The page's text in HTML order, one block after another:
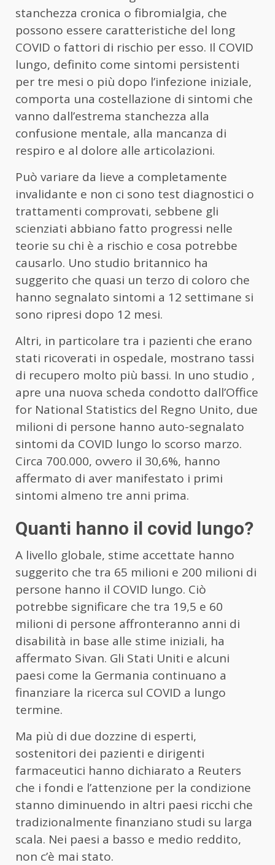
stanchezza cronica o fibromialgia, che
possono essere caratteristiche del long
COVID o fattori di rischio per esso. Il COVID
lungo, definito come sintomi persistenti
per tre mesi o più dopo l’infezione iniziale,
comporta una costellazione di sintomi che
vanno dall’estrema stanchezza alla
confusione mentale, alla mancanza di
respiro e al dolore alle articolazioni.
Può variare da lieve a completamente
invalidante e non ci sono test diagnostici o
trattamenti comprovati, sebbene gli
scienziati abbiano fatto progressi nelle
teorie su chi è a rischio e cosa potrebbe
causarlo. Uno studio britannico ha
suggerito che quasi un terzo di coloro che
hanno segnalato sintomi a 12 settimane si
sono ripresi dopo 12 mesi.
Altri, in particolare tra i pazienti che erano
stati ricoverati in ospedale, mostrano tassi
di recupero molto più bassi. In uno studio ,
apre una nuova scheda condotto dall’Office
for National Statistics del Regno Unito, due
milioni di persone hanno auto-segnalato
sintomi da COVID lungo lo scorso marzo.
Circa 700.000, ovvero il 30,6%, hanno
affermato di aver manifestato i primi
sintomi almeno tre anni prima.
Quanti hanno il covid lungo?
A livello globale, stime accettate hanno
suggerito che tra 65 milioni e 200 milioni di
persone hanno il COVID lungo. Ciò
potrebbe significare che tra 19,5 e 60
milioni di persone affronteranno anni di
disabilità in base alle stime iniziali, ha
affermato Sivan. Gli Stati Uniti e alcuni
paesi come la Germania continuano a
finanziare la ricerca sul COVID a lungo
termine.
Ma più di due dozzine di esperti,
sostenitori dei pazienti e dirigenti
farmaceutici hanno dichiarato a Reuters
che i fondi e l’attenzione per la condizione
stanno diminuendo in altri paesi ricchi che
tradizionalmente finanziano studi su larga
scala. Nei paesi a basso e medio reddito,
non c’è mai stato.